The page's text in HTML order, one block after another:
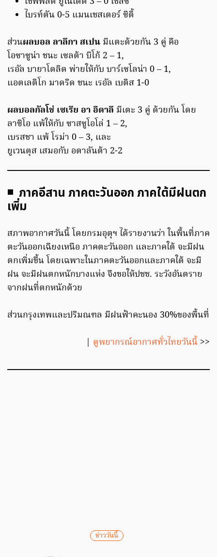
ไบรท์ตัน 0-5 แมนเชสเตอร์ ซิตี้
ส่วนผลบอล ลาลีกา สเปน มีแตะด้วยกัน 3 คู่ คือ
โอซาซูน่า ชนะ เซลต้า บีโก้ 2 – 1,
เรอัล บายาโดลิด พ่ายให้กับ บาร์เซโลน่า 0 – 1,
แอตเลติโก มาดริด ชนะ เรอัล เบติส 1-0
ผลบอลกัลโช่ เซเรีย อา อิตาลี มีเตะ 3 คู่ ด้วยกัน โดย
ลาซิโอ แพ้ให้กับ ซาสซูโอโล่ 1 – 2,
เบรสชา แพ้ โรม่า 0 – 3, และ
ยูเวนตุส เสมอกับ อตาลันต้า 2-2
◾ ภาคอีสาน ภาคตะวันออก ภาคใต้มีฝนตก
เพิ่ม
สภาพอากาศวันนี้ โดยกรมอุตุฯ ได้รายงานว่า ในพื้นที่ภาค
ตะวันออกเฉียงเหนือ ภาคตะวันออก และภาคใต้ จะมีฝน
ตกเพิ่มขึ้น โดยเฉพาะในภาคตะวันออกและภาคใต้ จะมี
ฝน จะมีฝนตกหนักบางแห่ง จึงขอให้ปชช. ระวังอันตราย
จากฝนที่ตกหนักด้วย
ส่วนกรุงเทพและปริมณฑล มีฝนฟ้าคะนอง 30%ของพื้นที่
| ดูพยากรณ์อากาศทั่วไทยวันนี้ >>
ข่าววันนี้